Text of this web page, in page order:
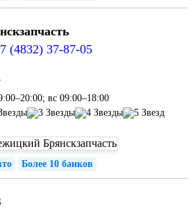
(4832) 37-87-05
вс 09:00–18:00
Более 10 банков